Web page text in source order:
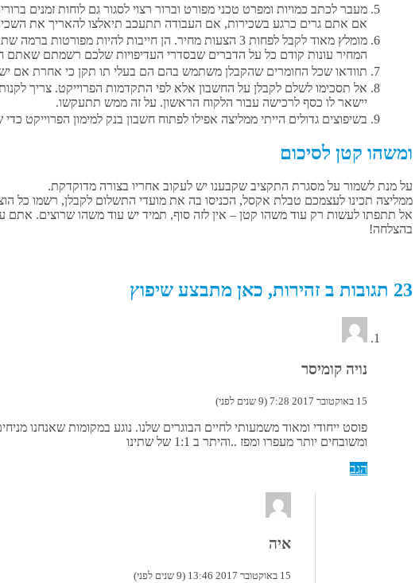
מעבר לכתב כמויות ומפרט טכני מפורט וברור רצוי לסגור גם לוחות זמנים
אם אתם גרים כרגע בשכירות, אם העבודה תתעכב תיאלצו להאריך את
המחיר עונות קודם כל על הדברים שבסדרי העדיפויות שלכם רשמתם שאתם
תוודאו שכל החומרים שהקבלן משתמש בהם הם בעלי תו תקן כי אחרת אם יש
אל תסכימו לשלם לקבלן על החשבון אלא לפי התקדמות הפרוייקט. צריך
יישאר לו כסף לרכישה עבור הלקוח הראשון. על זה ממש תתעקשו.
בשיפוצים גדולים הייתי ממליצה אפילו לפתוח חשבון בנק למימון הפרוייקט
ומשהו קטן לסיכום
על מנת לשמור על מסגרת התקציב שקבענו יש לעקוב אחריו בצורה מדוקדקת.
ממליצה תכינו לעצמכם טבלת אקסל, הכניסו בה את מועדי התשלום לקבלן, רשמו
אל תתפתו לעשות רק עוד משהו קטן – אין לזה סוף, תמיד יש עוד משהו שרוצים. אתם
בהצלחה!
23 תגובות ב זהירות, כאן מתבצע שיפוץ
נויה קומיסר
15 באוקטובר 2017 7:28 (9 שנים לפני)
פוסט ייחודי ומאוד משמעותי לחיים הבוגרים שלנו. נוגע במקומות שאנחנו
ומשובחים יותר מעפרו ומפז ..והיתר ב 1:1 של שתינו
הגב
איה
15 באוקטובר 2017 13:46 (9 שנים לפני)